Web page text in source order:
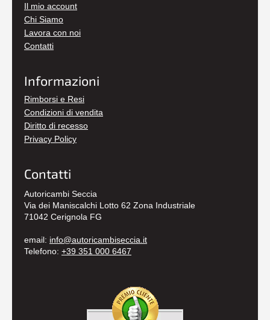
Il mio account
Chi Siamo
Lavora con noi
Contatti
Informazioni
Rimborsi e Resi
Condizioni di vendita
Diritto di recesso
Privacy Policy
Contatti
Autoricambi Seccia
Via dei Maniscalchi Lotto 62 Zona Industriale
71042 Cerignola FG
email: info@autoricambiseccia.it
Telefono: +39 351 000 6467